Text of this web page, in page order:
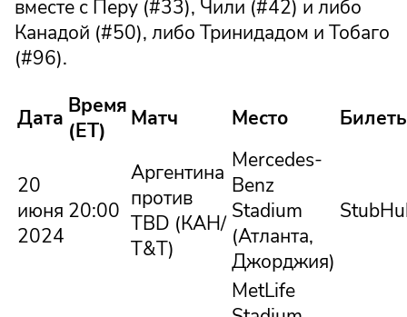
вместе с Перу (#33), Чили (#42) и либо
Канадой (#50), либо Тринидадом и Тобаго
(#96).
Дата Время
(ET)
Матч Место
20
июня
2024
20:00
Аргентина
против
TBD (КАН/
Т&Т)
Mercedes-
Benz
Stadium
(Атланта,
Джорджия)
MetLife